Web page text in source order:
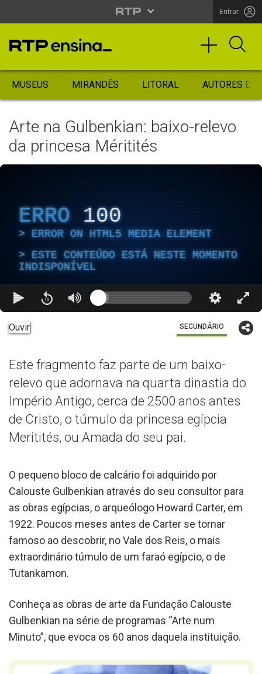
Entrar
MUSEUS MIRANDÊS LITORAL AUTORES
Arte na Gulbenkian: baixo-relevo
da princesa Méritités
ERRO 100
ERROR ON HTML5 MEDIA ELEMENT
ESTE CONTEÚDO ESTÁ NESTE MOMENTO
INDISPONÍVEL
Ouvir SECUNDÁRIO
Este fragmento faz parte de um baixo-
relevo que adornava na quarta dinastia do
Império Antigo, cerca de 2500 anos antes
de Cristo, o túmulo da princesa egípcia
Meritités, ou Amada do seu pai.
O pequeno bloco de calcário foi adquirido por
Calouste Gulbenkian através do seu consultor para
as obras egípcias, o arqueólogo Howard Carter, em
1922. Poucos meses antes de Carter se tornar
famoso ao descobrir, no Vale dos Reis, o mais
extraordinário túmulo de um faraó egípcio, o de
Tutankamon.
Conheça as obras de arte da Fundação Calouste
Gulbenkian na série de programas “Arte num
Minuto”, que evoca os 60 anos daquela instituição.